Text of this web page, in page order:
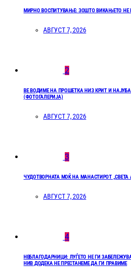
МИРНО ВОСПИТУВАЊЕ: ЗОШТО ВИКАЊЕТО НЕ
АВГУСТ 7, 2026
2
ВЕ ВОДИМЕ НА ПРОШЕТКА НИЗ КРИТ И
(ФОТОГАЛЕРИЈА)
АВГУСТ 7, 2026
3
ЧУДОТВОРНАТА МОЌ НА МАНАСТИРОТ
АВГУСТ 7, 2026
4
НЕБЛАГОДАРНИЦИ: ЛУЃЕТО НЕ ГИ
НИВ ДОДЕКА НЕ ПРЕСТАНЕМЕ ДА ГИ ПРАВИМЕ